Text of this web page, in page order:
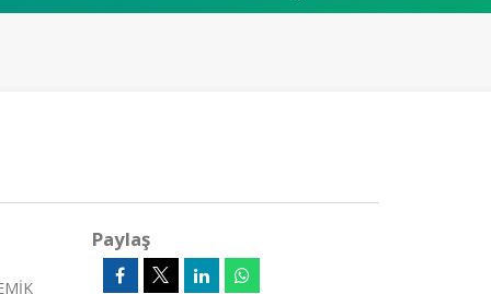
Paylaş